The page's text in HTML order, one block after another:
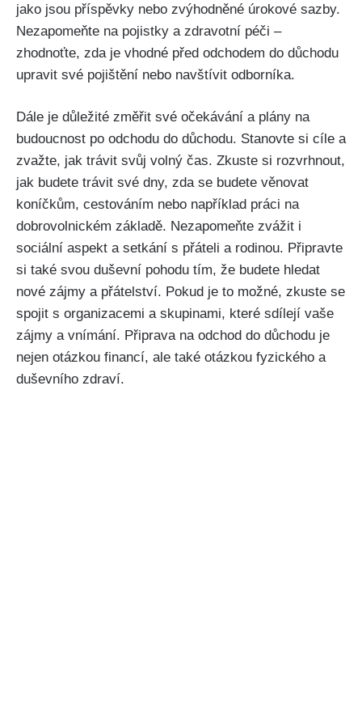
jako jsou příspěvky nebo zvýhodněné úrokové sazby.
Nezapomeňte na pojistky a zdravotní péči –
zhodnoťte, zda je vhodné před odchodem do důchodu
upravit své pojištění nebo navštívit odborníka.
Dále je důležité změřit své očekávání a plány na
budoucnost po odchodu do důchodu. Stanovte si cíle a
zvažte, jak trávit svůj volný čas. Zkuste si rozvrhnout,
jak budete trávit své dny, zda se budete věnovat
koníčkům, cestováním nebo například práci na
dobrovolnickém základě. Nezapomeňte zvážit i
sociální aspekt a setkání s přáteli a rodinou. Připravte
si také svou duševní pohodu tím, že budete hledat
nové zájmy a přátelství. Pokud je to možné, zkuste se
spojit s organizacemi a skupinami, které sdílejí vaše
zájmy a vnímání. Připrava na odchod do důchodu je
nejen otázkou financí, ale také otázkou fyzického a
duševního zdraví.